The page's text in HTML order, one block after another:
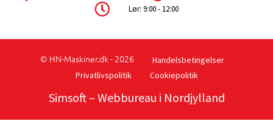
Lør: 9:00 - 12:00
© HN-Maskiner.dk - 2026
Handelsbetingelser
Privatlivspolitik
Cookiepolitik
Simsoft– Webbureau i Nordjylland